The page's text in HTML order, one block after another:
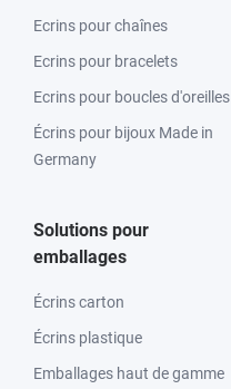
Ecrins pour chaînes
Ecrins pour bracelets
Ecrins pour boucles d'oreilles
Écrins pour bijoux Made in
Germany
Solutions pour
emballages
Écrins carton
Écrins plastique
Emballages haut de gamme